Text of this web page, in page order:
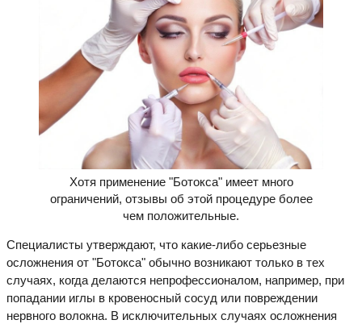
Хотя применение "Ботокса" имеет много
ограничений, отзывы об этой процедуре более
чем положительные.
Специалисты утверждают, что какие-либо серьезные
осложнения от "Ботокса" обычно возникают только в тех
случаях, когда делаются непрофессионалом, например, при
попадании иглы в кровеносный сосуд или повреждении
нервного волокна. В исключительных случаях осложнения